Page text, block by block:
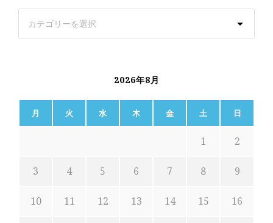
2026年8月
月 火 水 木 金 土 日
1 2
3 4 5 6 7 8 9
10 11 12 13 14 15 16